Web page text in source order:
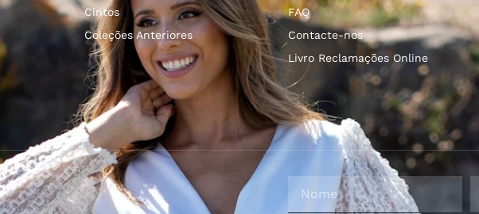
Cintos
Coleções Anteriores
FAQ
Contacte-nos
Livro Reclamações Online